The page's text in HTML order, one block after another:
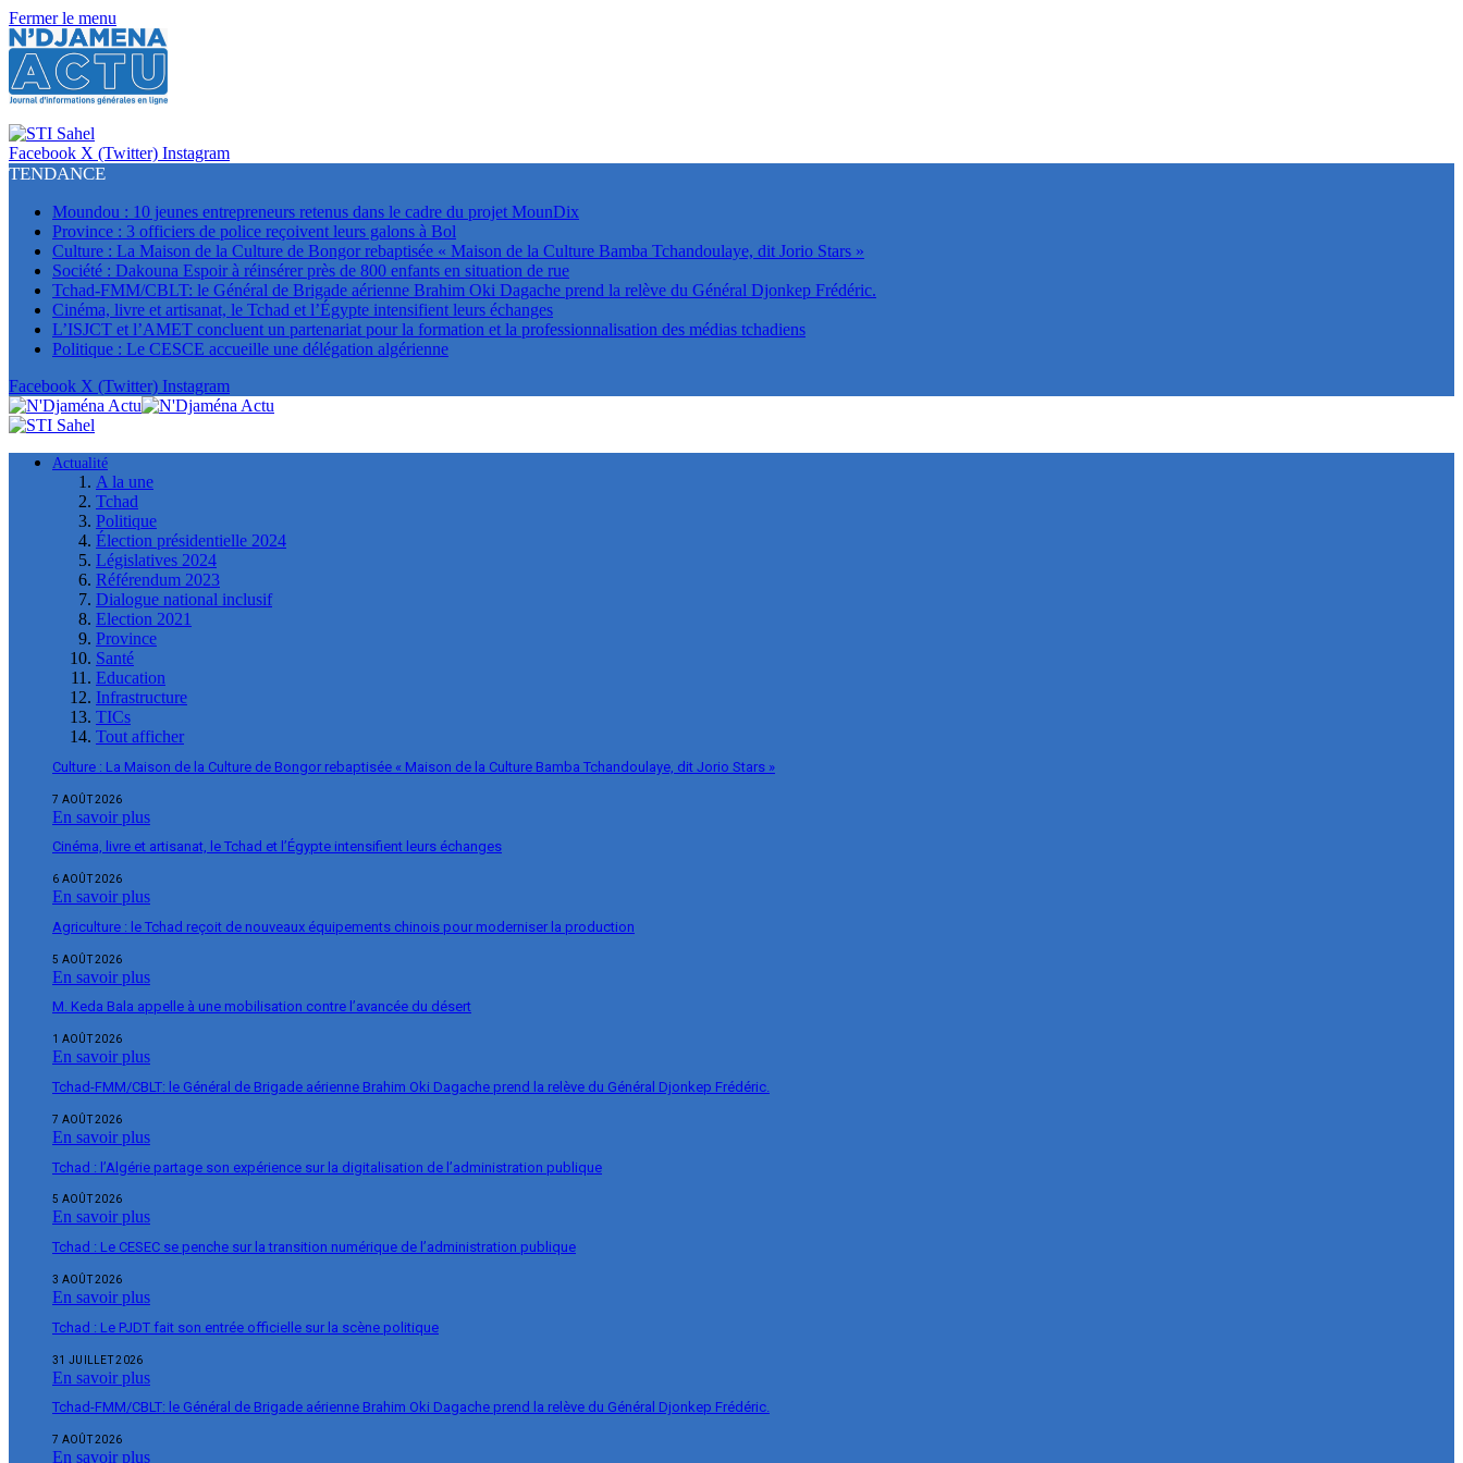
Fermer le menu
Facebook X (Twitter) Instagram
TENDANCE
Moundou : 10 jeunes entrepreneurs retenus dans le cadre du projet MounDix
Province : 3 officiers de police reçoivent leurs galons à Bol
Culture : La Maison de la Culture de Bongor rebaptisée « Maison de la Culture Bamba Tchandoulaye, dit Jorio Stars »
Société : Dakouna Espoir à réinsérer près de 800 enfants en situation de rue
Tchad-FMM/CBLT: le Général de Brigade aérienne Brahim Oki Dagache prend la relève du Général Djonkep Frédéric.
Cinéma, livre et artisanat, le Tchad et l’Égypte intensifient leurs échanges
L’ISJCT et l’AMET concluent un partenariat pour la formation et la professionnalisation des médias tchadiens
Politique : Le CESCE accueille une délégation algérienne
Facebook X (Twitter) Instagram
Actualité
A la une
Tchad
Politique
Élection présidentielle 2024
Législatives 2024
Référendum 2023
Dialogue national inclusif
Election 2021
Province
Santé
Education
Infrastructure
TICs
Tout afficher
Culture : La Maison de la Culture de Bongor rebaptisée « Maison de la Culture Bamba Tchandoulaye, dit Jorio Stars »
7 AOÛT 2026
En savoir plus
Cinéma, livre et artisanat, le Tchad et l’Égypte intensifient leurs échanges
6 AOÛT 2026
En savoir plus
Agriculture : le Tchad reçoit de nouveaux équipements chinois pour moderniser la production
5 AOÛT 2026
En savoir plus
M. Keda Bala appelle à une mobilisation contre l’avancée du désert
1 AOÛT 2026
En savoir plus
Tchad-FMM/CBLT: le Général de Brigade aérienne Brahim Oki Dagache prend la relève du Général Djonkep Frédéric.
7 AOÛT 2026
En savoir plus
Tchad : l’Algérie partage son expérience sur la digitalisation de l’administration publique
5 AOÛT 2026
En savoir plus
Tchad : Le CESEC se penche sur la transition numérique de l’administration publique
3 AOÛT 2026
En savoir plus
Tchad : Le PJDT fait son entrée officielle sur la scène politique
31 JUILLET 2026
En savoir plus
Tchad-FMM/CBLT: le Général de Brigade aérienne Brahim Oki Dagache prend la relève du Général Djonkep Frédéric.
7 AOÛT 2026
En savoir plus